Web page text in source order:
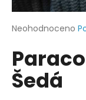
Průměrné
produktu
je
0,0
z
Neohodnoceno
Šedá
a
j
t
?